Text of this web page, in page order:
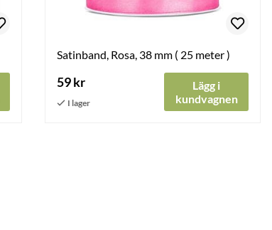
Satinband, Rosa, 38 mm ( 25 meter )
59 kr
Lägg i
kundvagnen